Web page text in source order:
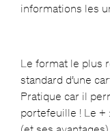
informations les
Le format le plus
standard d’une
Pratique car il
portefeuille ! Le +